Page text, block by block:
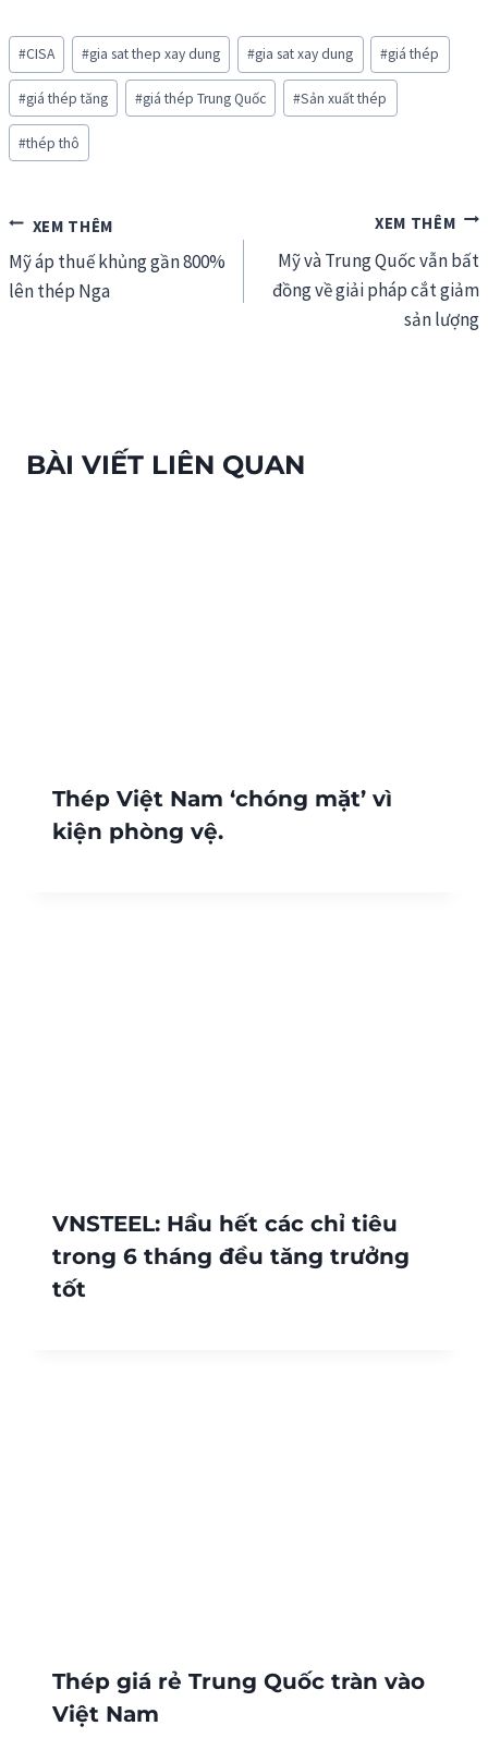
Post
Tags:
#CISA #gia sat thep xay dung #gia sat xay dung #giá thép
#giá thép tăng #giá thép Trung Quốc #Sản xuất thép
#thép thô
Điều
hướng
bài
Mỹ áp thuế khủng gần 800%
lên thép Nga
Mỹ và Trung Quốc vẫn bất
đồng về giải pháp cắt giảm
sản lượng
BÀI VIẾT LIÊN QUAN
Thép Việt Nam ‘chóng mặt’ vì
kiện phòng vệ.
VNSTEEL: Hầu hết các chỉ tiêu
trong 6 tháng đều tăng trưởng
tốt
Thép giá rẻ Trung Quốc tràn vào
Việt Nam